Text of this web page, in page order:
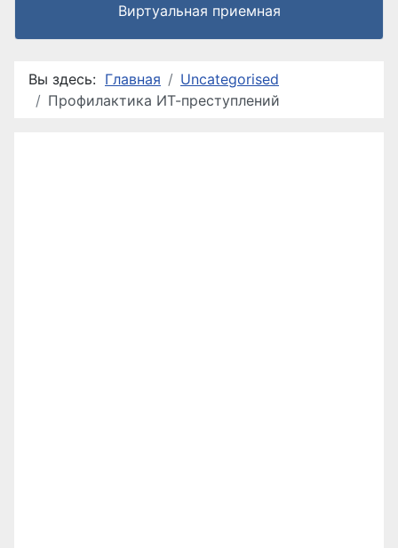
Виртуальная приемная
Вы здесь: Главная
Uncategorised
Профилактика ИТ-преступлений